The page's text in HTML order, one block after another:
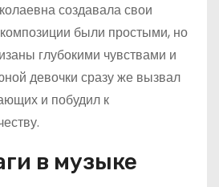
создавала свои
были простыми, но
глубокими чувствами и
девочки сразу же вызвал
и побудил к
в музыке